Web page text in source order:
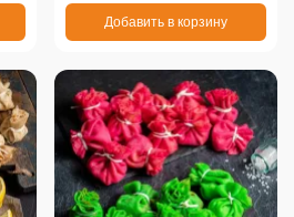
Добавить в корзину